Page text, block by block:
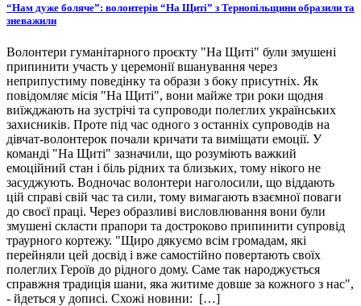
“Нам дуже боляче”: волонтерів “На Щиті” з Тернопільщини образили та
зневажили
Волонтери гуманітарного проєкту "На Щиті" були змушені
припинити участь у церемонії вшанування через
неприпустиму поведінку та образи з боку присутніх. Як
повідомляє місія "На Щиті", вони майже три роки щодня
виїжджають на зустрічі та супроводи полеглих українських
захисників. Проте під час одного з останніх супроводів на
дівчат-волонтерок почали кричати та виміщати емоції. У
команді "На Щиті" зазначили, що розуміють важкий
емоційний стан і біль рідних та близьких, тому нікого не
засуджують. Водночас волонтери наголосили, що віддають
цій справі свій час та сили, тому вимагають взаємної поваги
до своєї праці. Через образливі висловлювання вони були
змушені скласти прапори та достроково припинити супровід
траурного кортежу. "Щиро дякуємо всім громадам, які
перейняли цей досвід і вже самостійно повертають своїх
полеглих Героїв до рідного дому. Саме так народжується
справжня традиція шани, яка житиме довше за кожного з нас",
- йдеться у дописі. Схожі новини: […]